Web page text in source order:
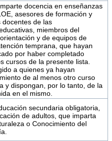
docencia en enseñanzas
asesores de formación y
docentes de las
miembros del
y de equipos de
temprana, que hayan
por haber completado
cursos de la presente lista.
a quienes ya hayan
de al menos otro curso
y dispongan, por lo tanto, de la
en el mismo.
secundaria obligatoria,
de adultos, que imparta
o Conocimiento del